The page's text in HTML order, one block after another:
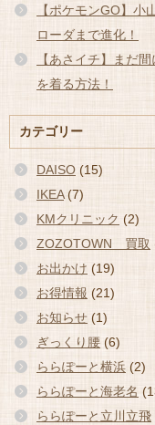
【ポケモンGO】
ローダまで進化！
【あさイチ】まだ
を着る方法！
カテゴリー
DAISO (15)
IKEA(7)
KMクリニック (2)
ZOZOTOWN 買取
お出かけ (19)
お得情報 (21)
お知らせ (1)
ぎっくり腰 (6)
ららぽーと横浜 (2)
ららぽーと海老名
ららぽーと立川立飛